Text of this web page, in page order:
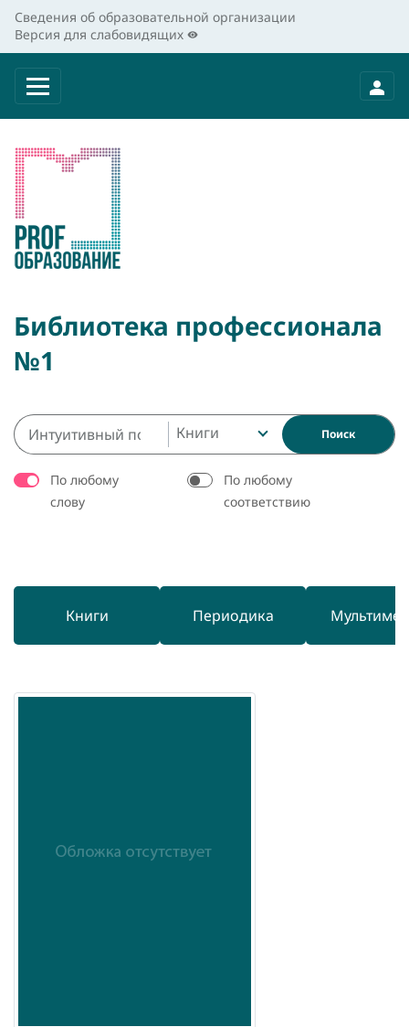
Сведения об образовательной организации
Версия для слабовидящих
Библиотека профессионала
№1
Книги Поиск
По любому
слову
По любому
соответствию
Книги Периодика